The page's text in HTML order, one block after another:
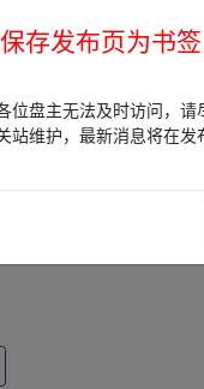
子，本站不存储任何实
。
际管理权为帖子发布者
存发布页为书签
位盘主无法及时访问，
站维护，最新消息将在发